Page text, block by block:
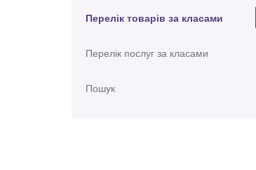
Перелік товарів за класами
Перелік послуг за класами
Пошук